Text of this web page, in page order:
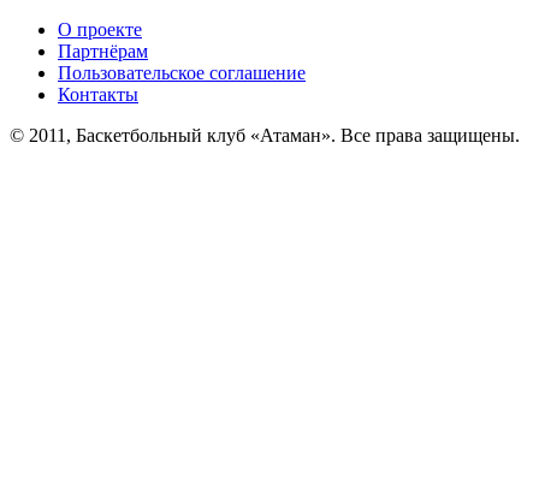
О проекте
Партнёрам
Пользовательское соглашение
Контакты
© 2011, Баскетбольный клуб «Атаман». Все права защищены.